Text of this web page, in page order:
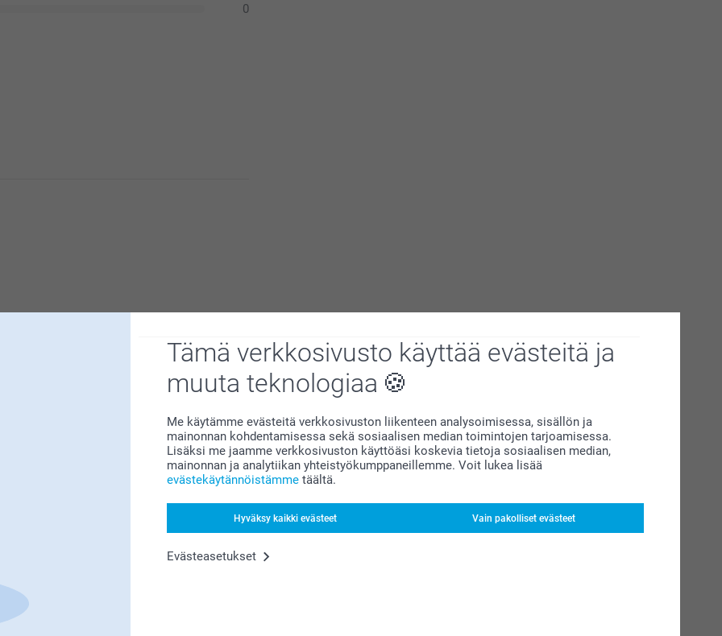
Tämä verkkosivusto käyttää evästeitä ja
muuta teknologiaa
Me käytämme evästeitä verkkosivuston liikenteen analysoimisessa, sisällön ja
mainonnan kohdentamisessa sekä sosiaalisen median toimintojen tarjoamisessa.
Lisäksi me jaamme verkkosivuston käyttöäsi koskevia tietoja sosiaalisen median,
mainonnan ja analytiikan yhteistyökumppaneillemme. Voit lukea lisää
evästekäytännöistämme täältä.
Hyväksy kaikki evästeet Vain pakolliset evästeet
Evästeasetukset
0
korvaamattoman tärkeää. Kiva että pidät
tärkeää. Kiva että pidät käyntikortin